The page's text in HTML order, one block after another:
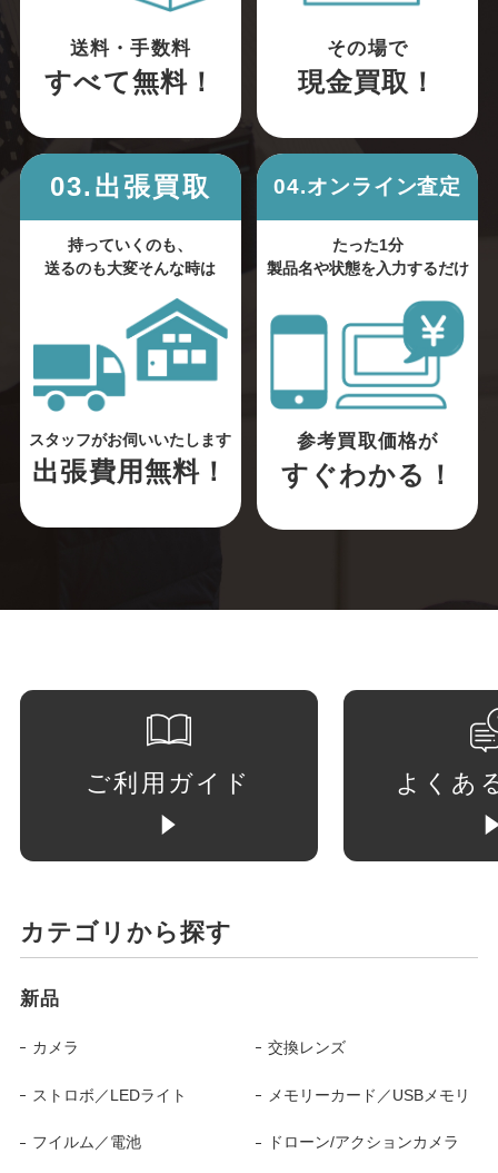
送料・手数料
すべて無料！
その場で
現金買取！
03.出張買取
持っていくのも、
送るのも大変そんな時は
スタッフがお伺いいたします
出張費用無料！
04.オンライン査定
たった1分
製品名や状態を入力するだけ
参考買取価格が
すぐわかる！
ご利用ガイド よくあ
カテゴリから探す
新品
カメラ 交換レンズ
ストロボ／LEDライト メモリーカード／USBメモリ
フイルム／電池 ドローン/アクションカメラ